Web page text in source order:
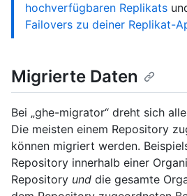
hochverfügbaren Replikats
Failovers zu deiner Replikat-
Migrierte Daten
Bei „ghe-migrator“ dreht sich
Die meisten einem Repository
können migriert werden.
Repository innerhalb einer
Repository und die gesamte